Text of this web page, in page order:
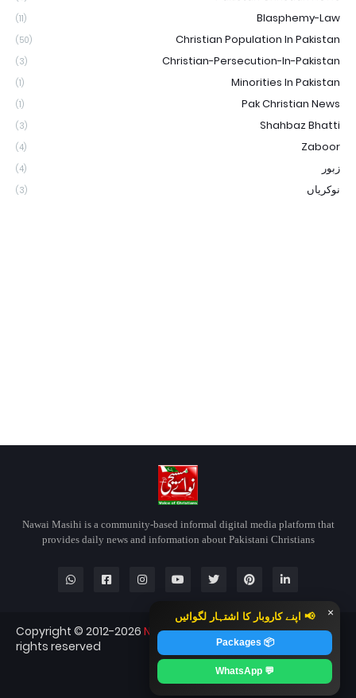
× 📢 اپنے کاروبار کا اشتہار لگوائیں
📦 Packages
💬 WhatsApp
Blasphemy-Law
(11)
Christian Population In Pakistan
(50)
Christian-Persecution-In-Pakistan
(3)
Minorities In Pakistan
(1)
Pak Christian News
(1)
Shahbaz Bhatti
(3)
Zaboor
(4)
زبور (4)
نوکریاں (3)
Nawai Masihi is a community-based informal digital media platform that
provides daily news and information about Pakistani Christians
Copyright © 2012-2026 Nawai MasihiNawai Masihi — All
rights reserved
Blogger Templates CopyBloggerThemes.com
Home
About
Contact